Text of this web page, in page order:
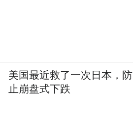
美国最近救了一次日本，防
止崩盘式下跌